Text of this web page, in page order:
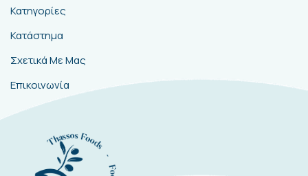
Κατηγορίες
Κατάστημα
Σχετικά Με Μας
Επικοινωνία